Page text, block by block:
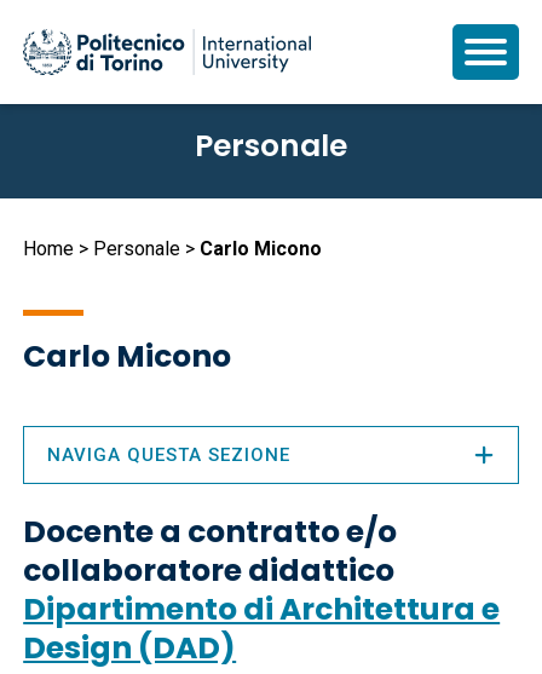
principale
Personale
Briciole
Home Personale Carlo Micono
Carlo Micono
Docente a contratto e/o
collaboratore didattico
Dipartimento di Architettura e
Design (DAD)
NAVIGA QUESTA SEZIONE